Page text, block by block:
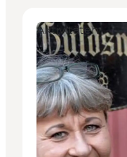
Aktivitäten